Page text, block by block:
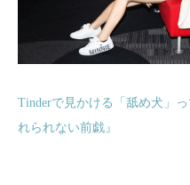
Tinderで見かける「舐め犬」
れられない前戯』